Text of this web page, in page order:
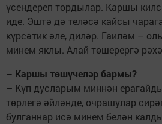
үсендереп тордылар. Каршы
иде. Эштә дә теләсә кайсы
күрсәтик әле, диләр. Гаиләм –
минем яклы. Алай төшерергә
– Каршы төшүчеләр бармы?
– Күп дусларым миннән
төрлегә әйләнде, очрашулар
булганнар исә минем белән